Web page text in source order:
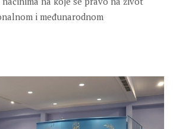
i međunarodnom